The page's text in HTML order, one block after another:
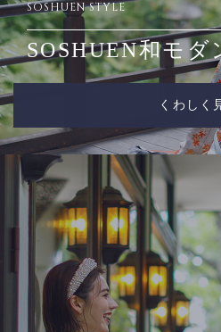
SOSHUEN STYLE
SOSHUEN和モダ
くわしく